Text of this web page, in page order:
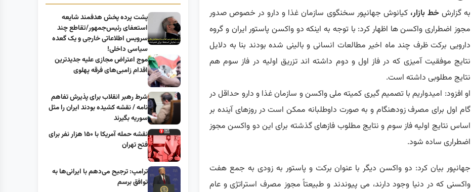
به گزارشخط بازار، کیانوش جهانپور سخنگوی سازمان غذا و دارو در خصوص صدور
مجوز اضطراری واکسن ها اظهار کرد: با توجه به اینکه دو واکسن پاستور ایران و گروه
دارویی برکت ظرف چند ماه اخیر مطالعات انسانی و بالینی شده بودند بنا به دلایل
نتایج موفقیت آمیزی که در فاز اول و دوم داشته اند تزریق اولیه در فاز سوم هم
نتایج مطلوبی داشته است.
او افزود: امیدواریم با تصمیم گیری کمیته ملی واکسن و سازمان غذا و دارو حداقل در
گام اول برای مصرف زودهنگام و به صورت داوطلبانه ممکن است در روز‌های آینده بر
اساس نتایج اولیه فاز سوم و نتایج مطلوب فاز‌های گذشته برای این دو واکسن مجوز
اضطراری ساده شود.
جهانپور بیان کرد: دو واکسن دیگر با عنوان برکت و پاستور به زودی به جمع هفت
واکسنی که در دنیا وجود دارند، می پیوندند و طبیعتاً مجوز مصرف استراتژی و عام
پشت پرده پخش هدفمند شایعه
استعفای رئیس‌جمهور/تقاطع چند
سرویس اطلاعاتی خارجی و یک گعده
سیاسی داخلی!
موج اعتراض مجازی علیه جدیدترین
اقدام زامبی‌های فرقه پهلوی
شرط رهبر انقلاب برای پذیرش تفاهم
نامه / نقشه کشیده بودند ایران را مثل
سوریه بگیرند
نقشه حمله آمریکا با ۱۵۰ هزار نفر برای
فتح تهران
ترامپ: ترجیح می‌دهم با ایرانی‌‌ها به
توافق برسم